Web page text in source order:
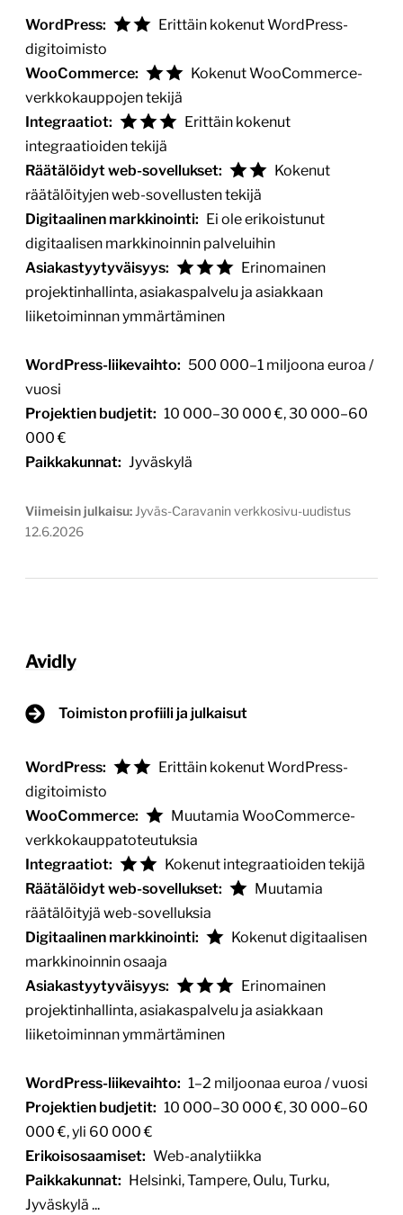
WordPress:
Erittäin kokenut WordPress-
digitoimisto
WooCommerce:
Kokenut WooCommerce-
verkkokauppojen tekijä
Integraatiot:
Erittäin kokenut
integraatioiden tekijä
Räätälöidyt web-sovellukset:
Kokenut
räätälöityjen web-sovellusten tekijä
Digitaalinen markkinointi: Ei ole erikoistunut
digitaalisen markkinoinnin palveluihin
Asiakastyytyväisyys:
Erinomainen
projektinhallinta, asiakaspalvelu ja asiakkaan
liiketoiminnan ymmärtäminen
WordPress-liikevaihto: 500 000–1 miljoona euroa /
vuosi
Projektien budjetit: 10 000–30 000 €, 30 000–60
000 €
Paikkakunnat: Jyväskylä
Viimeisin julkaisu: Jyväs-Caravanin verkkosivu-uudistus
12.6.2026
Avidly
Toimiston profiili ja julkaisut
WordPress:
Erittäin kokenut WordPress-
digitoimisto
WooCommerce:
Muutamia WooCommerce-
verkkokauppatoteutuksia
Integraatiot:
Kokenut integraatioiden tekijä
Räätälöidyt web-sovellukset:
Muutamia
räätälöityjä web-sovelluksia
Digitaalinen markkinointi:
Kokenut digitaalisen
markkinoinnin osaaja
Asiakastyytyväisyys:
Erinomainen
projektinhallinta, asiakaspalvelu ja asiakkaan
liiketoiminnan ymmärtäminen
WordPress-liikevaihto: 1–2 miljoonaa euroa / vuosi
Projektien budjetit: 10 000–30 000 €, 30 000–60
000 €, yli 60 000 €
Erikoisosaamiset: Web-analytiikka
Paikkakunnat: Helsinki, Tampere, Oulu, Turku,
Jyväskylä ...